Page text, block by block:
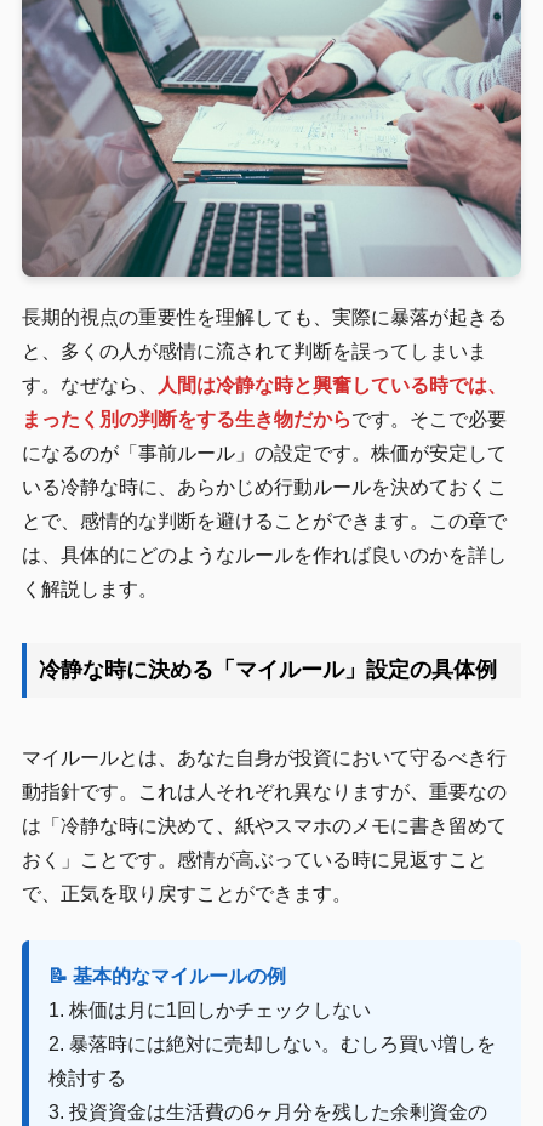
長期的視点の重要性を理解しても、実際に暴落が起きる
と、多くの人が感情に流されて判断を誤ってしまいま
す。なぜなら、
人間は冷静な時と興奮している時では、
まったく別の判断をする生き物だからです。そこで必要
になるのが「事前ルール」の設定です。株価が安定して
いる冷静な時に、あらかじめ行動ルールを決めておくこ
とで、感情的な判断を避けることができます。この章で
は、具体的にどのようなルールを作れば良いのかを詳し
く解説します。
冷静な時に決める「マイルール」設定の具体例
マイルールとは、あなた自身が投資において守るべき行
動指針です。これは人それぞれ異なりますが、重要なの
は「冷静な時に決めて、紙やスマホのメモに書き留めて
おく」ことです。感情が高ぶっている時に見返すこと
で、正気を取り戻すことができます。
📝 基本的なマイルールの例
1. 株価は月に1回しかチェックしない
2. 暴落時には絶対に売却しない。むしろ買い増しを
検討する
3. 投資資金は生活費の6ヶ月分を残した余剰資金の